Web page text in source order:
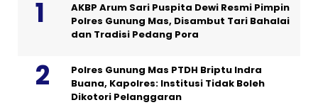
AKBP Arum Sari Puspita Dewi Resmi Pimpin
Polres Gunung Mas, Disambut Tari Bahalai
dan Tradisi Pedang Pora
Polres Gunung Mas PTDH Briptu Indra
Buana, Kapolres: Institusi Tidak Boleh
Dikotori Pelanggaran